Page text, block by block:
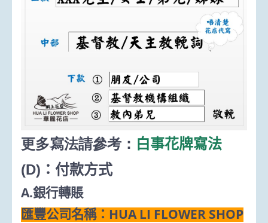
更多寫法請參考： 白事花牌寫法
(D) ：付款方式
A.銀行轉賬
匯豐公司名稱： HUA LI FLOWER SHOP